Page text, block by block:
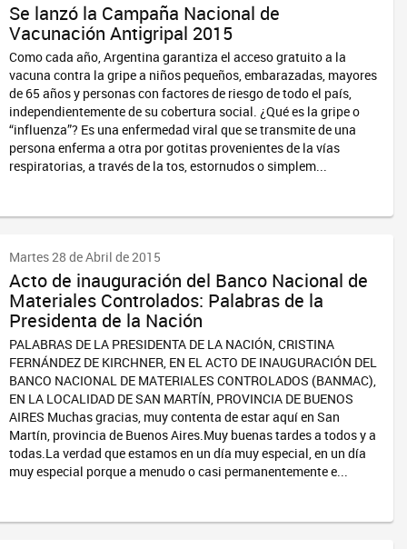
Se lanzó la Campaña Nacional de
Vacunación Antigripal 2015
Como cada año, Argentina garantiza el acceso gratuito a la
vacuna contra la gripe a niños pequeños, embarazadas, mayores
de 65 años y personas con factores de riesgo de todo el país,
independientemente de su cobertura social. ¿Qué es la gripe o
“influenza”? Es una enfermedad viral que se transmite de una
persona enferma a otra por gotitas provenientes de la vías
respiratorias, a través de la tos, estornudos o simplem...
Martes 28 de Abril de 2015
Acto de inauguración del Banco Nacional de
Materiales Controlados: Palabras de la
Presidenta de la Nación
PALABRAS DE LA PRESIDENTA DE LA NACIÓN, CRISTINA
FERNÁNDEZ DE KIRCHNER, EN EL ACTO DE INAUGURACIÓN DEL
BANCO NACIONAL DE MATERIALES CONTROLADOS (BANMAC),
EN LA LOCALIDAD DE SAN MARTÍN, PROVINCIA DE BUENOS
AIRES Muchas gracias, muy contenta de estar aquí en San
Martín, provincia de Buenos Aires.Muy buenas tardes a todos y a
todas.La verdad que estamos en un día muy especial, en un día
muy especial porque a menudo o casi permanentemente e...